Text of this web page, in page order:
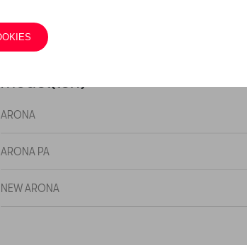
Beschermende jaloezieën voor de zijruiten,
jaloezieën beschermen de passagiersruimte
zo de klimatologische omstandigheden in het
ARONA
ARONA PA
NEW ARONA